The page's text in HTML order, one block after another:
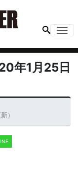
年1月25日
）